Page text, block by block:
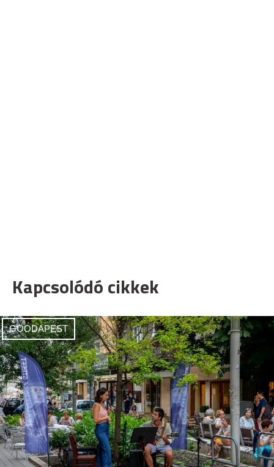
Kapcsolódó cikkek
GOODAPEST